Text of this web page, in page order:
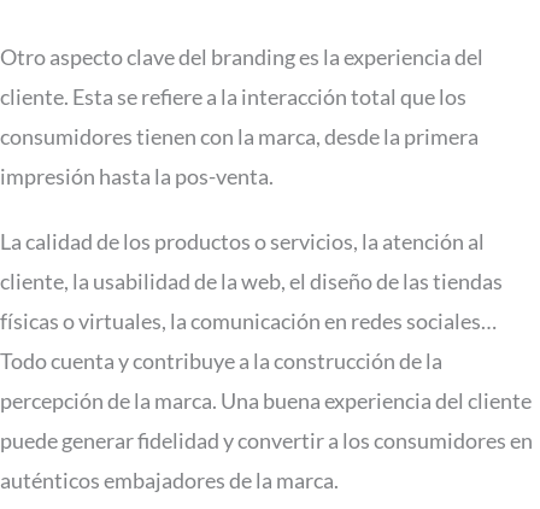
Otro aspecto clave del branding es la experiencia del
cliente. Esta se refiere a la interacción total que los
consumidores tienen con la marca, desde la primera
impresión hasta la pos-venta.
La calidad de los productos o servicios, la atención al
cliente, la usabilidad de la web, el diseño de las tiendas
físicas o virtuales, la comunicación en redes sociales…
Todo cuenta y contribuye a la construcción de la
percepción de la marca. Una buena experiencia del cliente
puede generar fidelidad y convertir a los consumidores en
auténticos embajadores de la marca.